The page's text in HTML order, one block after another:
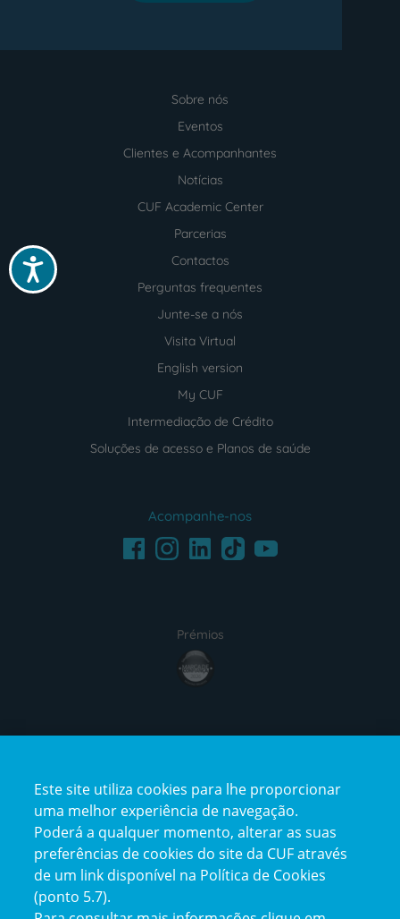
Acessibilidade
Sobre nós
Eventos
Clientes e Acompanhantes
Notícias
CUF Academic Center
Parcerias
Contactos
Perguntas frequentes
Junte-se a nós
Visita Virtual
English version
My CUF
Intermediação de Crédito
Soluções de acesso e Planos de saúde
Acompanhe-nos
FacebookInstagramLinkedInTikTokYoutube
Prémios
award4
certification2certification3
Este site utiliza cookies para lhe proporcionar
uma melhor experiência de navegação.
Poderá a qualquer momento, alterar as suas
preferências de cookies do site da CUF através
de um link disponível na Política de Cookies
(ponto 5.7).